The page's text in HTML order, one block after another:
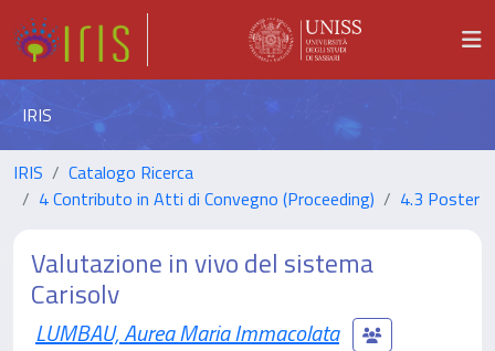
IRIS
IRIS
Catalogo Ricerca
4 Contributo in Atti di Convegno (Proceeding)
4.3 Poster
Valutazione in vivo del sistema
Carisolv
LUMBAU, Aurea Maria Immacolata